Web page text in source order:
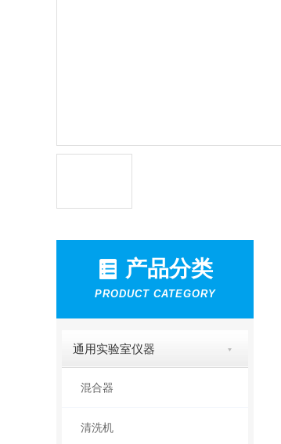
产品分类
PRODUCT CATEGORY
通用实验室仪器
混合器
清洗机